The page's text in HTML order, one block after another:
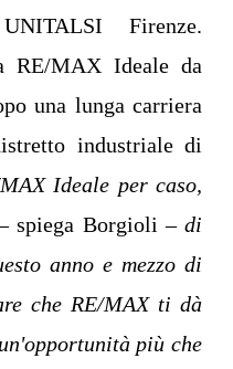
Firenze.
RE/MAX Ideale da
una lunga carriera
industriale di
Ideale per caso,
spiega Borgioli –di
anno e mezzo di
che RE/MAX ti dà
più che